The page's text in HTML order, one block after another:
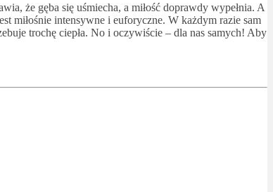
że gęba się uśmiecha, a miłość doprawdy wypełnia. A
miłośnie intensywne i euforyczne. W każdym razie sam
trochę ciepła. No i oczywiście – dla nas samych! Aby